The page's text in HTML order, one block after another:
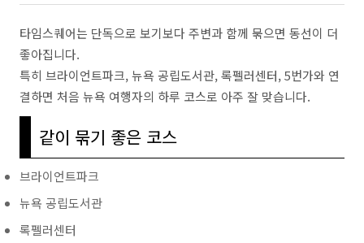
타임스퀘어는 단독으로 보기보다 주변과 함께 묶으면 동선이 더
좋아집니다.
특히 브라이언트파크, 뉴욕 공립도서관, 록펠러센터, 5번가와 연
결하면 처음 뉴욕 여행자의 하루 코스로 아주 잘 맞습니다.
같이 묶기 좋은 코스
브라이언트파크
뉴욕 공립도서관
록펠러센터